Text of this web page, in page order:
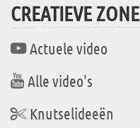
CREATIEVE ZONE
Actuele video
Alle video's
Knutselideeën